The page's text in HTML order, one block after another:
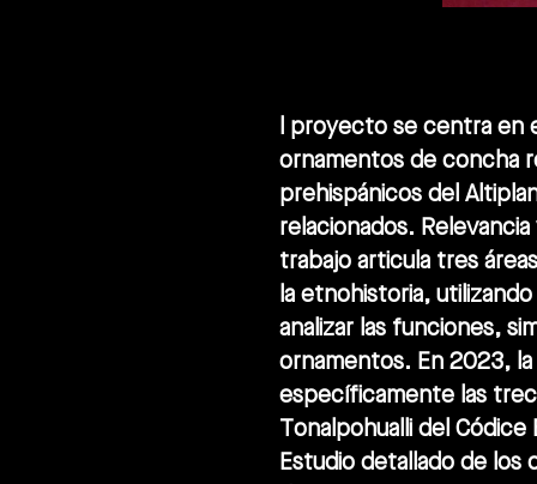
l proyecto se centra en
ornamentos de concha
prehispánicos del
relacionados.
trabajo articula tres
la etnohistoria,
analizar las funciones,
ornamentos. En 2023,
específicamente las
Tonalpohualli del
Estudio detallado de los